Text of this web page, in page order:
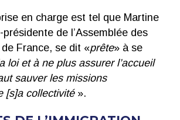
en charge est tel que Martine
de l’Assemblée des
France, se dit «prête» à se
loi et à ne plus assurer l’accueil
sauver les missions
[s]a collectivité».